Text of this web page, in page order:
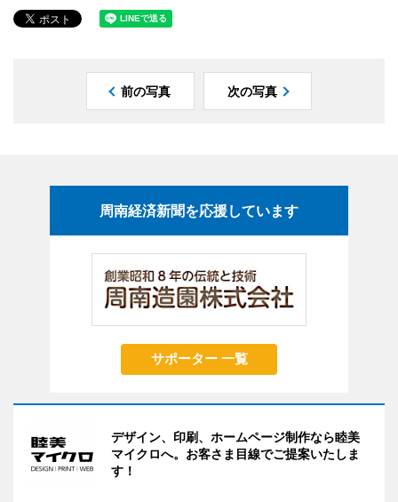
前の写真 次の写真
周南経済新聞を応援しています
サポーター 一覧
デザイン、印刷、ホームページ制作なら睦美
マイクロへ。お客さま目線でご提案いたしま
す！